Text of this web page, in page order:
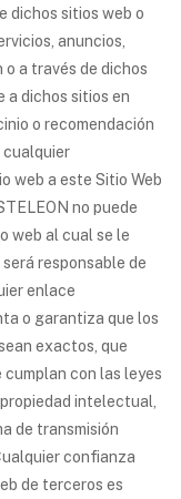
dichos sitios web o
anuncios,
a través de dichos
a dichos sitios en
o recomendación
cualquier
web a este Sitio Web
no puede
web al cual se le
responsable de
enlace
o garantiza que los
exactos, que
con las leyes
intelectual,
de transmisión
confianza
de terceros es